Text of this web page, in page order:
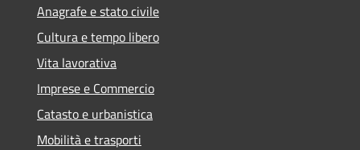
Anagrafe e stato civile
Cultura e tempo libero
Vita lavorativa
Imprese e Commercio
Catasto e urbanistica
Mobilità e trasporti